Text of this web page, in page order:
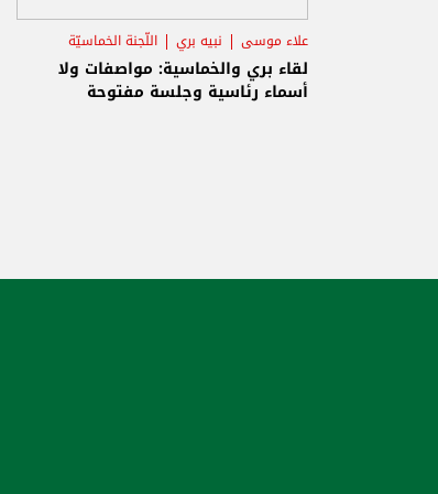
علاء موسى نبيه بري اللّجنة الخماسيّة
لقاء بري والخماسية: مواصفات ولا
أسماء رئاسية وجلسة مفتوحة